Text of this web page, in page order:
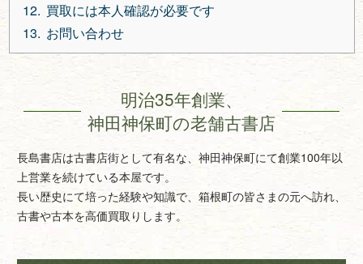
買取には本人確認が必要です
お問い合わせ
明治35年創業、
神田神保町の老舗古書店
長島書店は古書店街として有名な、神田神保町にて創業100年以
上営業を続けている本屋です。
長い歴史にて培った経験や知識で、箱根町の皆さまの元へ訪れ、
古書や古本を高価買取りします。